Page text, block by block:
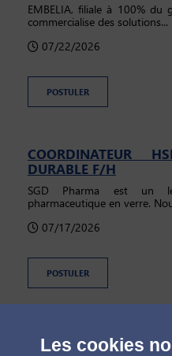
EMBELIA, filiale à 100% du
commercialise des solutions...
07/22/2026
POSTULER
COORDINATEUR
DURABLE F/H
SGD Pharma est un
pharmaceutique en verre.
07/17/2026
POSTULER
INGÉNIEUR QUALITÉ
Les cookies